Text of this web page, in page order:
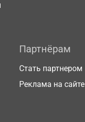
Партнёрам
Стать партнером
Реклама на сайте